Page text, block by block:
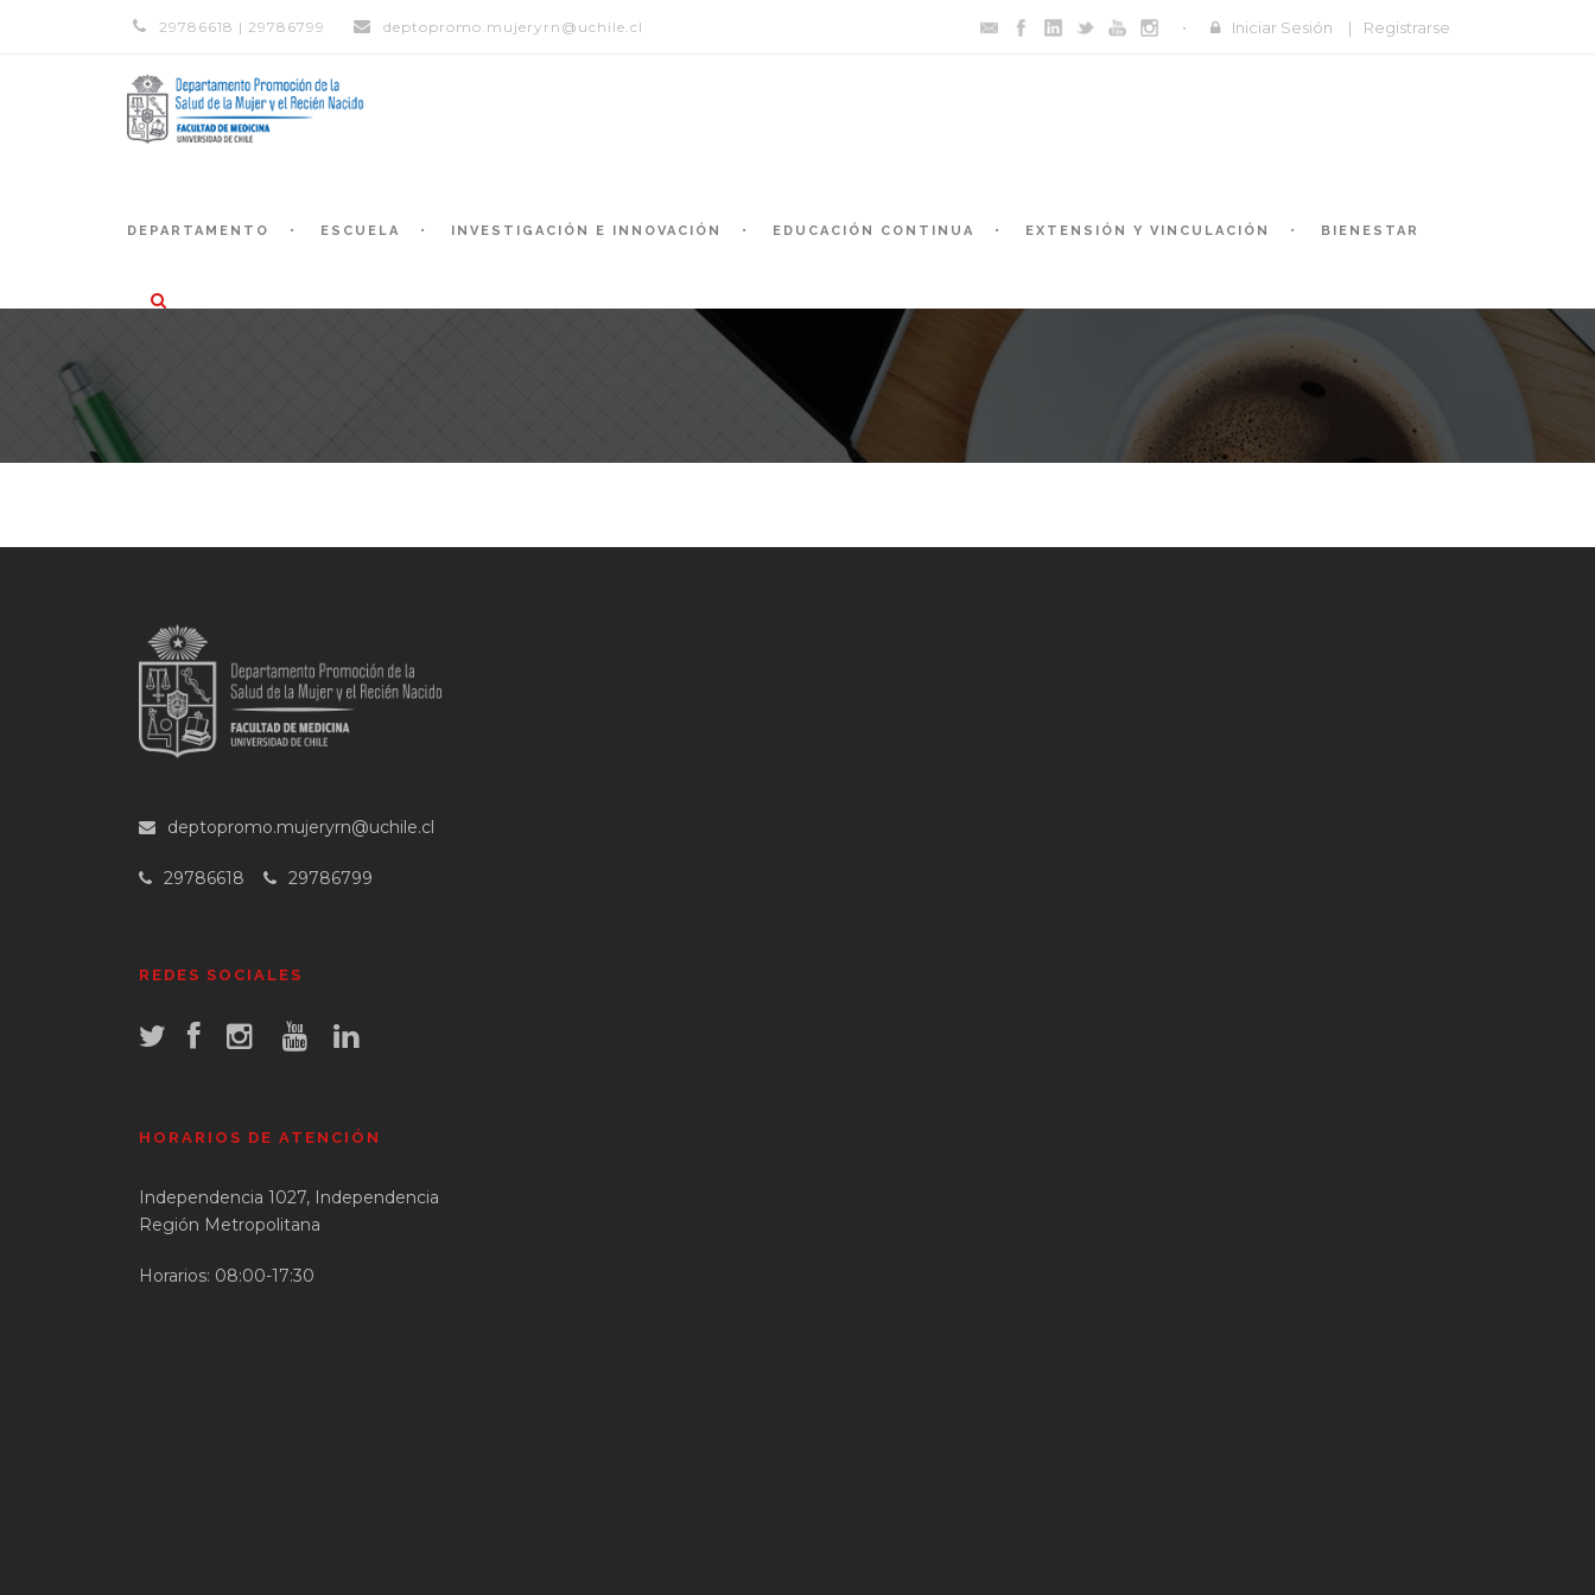
29786618 | 29786799 deptopromo.mujeryrn@uchile.cl Iniciar Sesión | Registrarse
DEPARTAMENTO ESCUELA INVESTIGACIÓN E INNOVACIÓN EDUCACIÓN CONTINUA EXTENSIÓN Y VINCULACIÓN BIENESTAR
deptopromo.mujeryrn@uchile.cl
29786618 29786799
REDES SOCIALES
HORARIOS DE ATENCIÓN
Independencia 1027, Independencia
Región Metropolitana
Horarios: 08:00-17:30